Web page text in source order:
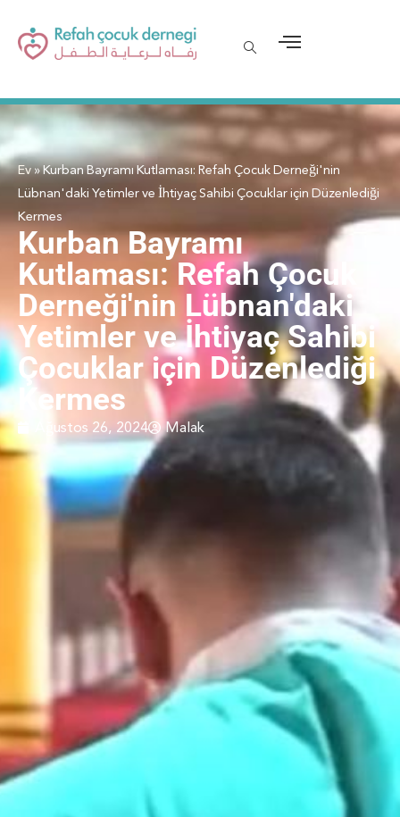
Ev»Kurban Bayramı Kutlaması: Refah Çocuk Derneği'nin
Lübnan'daki Yetimler ve İhtiyaç Sahibi Çocuklar için Düzenlediği
Kermes
Kurban Bayramı
Kutlaması: Refah Çocuk
Derneği'nin Lübnan'daki
Yetimler ve İhtiyaç Sahibi
Çocuklar için Düzenlediği
Kermes
Ağustos 26, 2024 Malak